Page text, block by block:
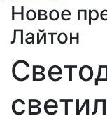
Новое
Лайтон